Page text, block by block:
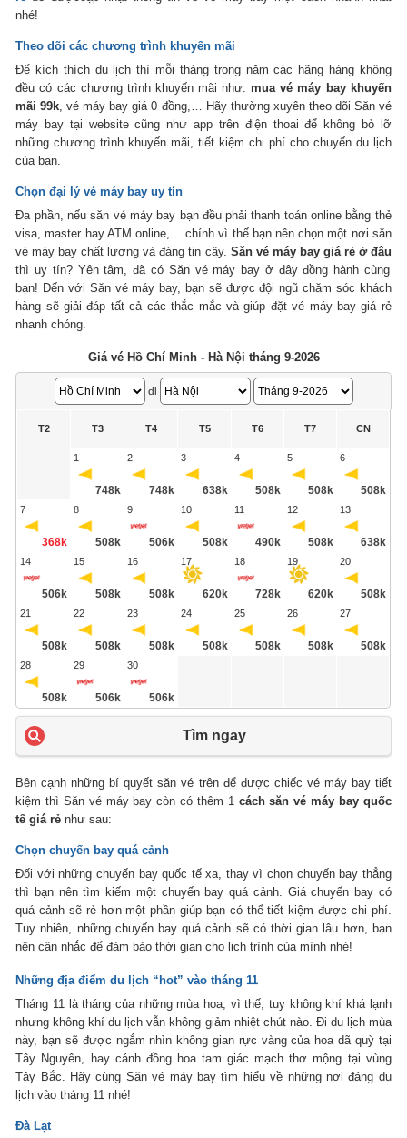
nhé!
Theo dõi các chương trình khuyến mãi
Để kích thích du lịch thì mỗi tháng trong năm các hãng hàng không
đều có các chương trình khuyến mãi như:mua vé máy bay khuyến
mãi 99k , vé máy bay giá 0 đồng,… Hãy thường xuyên theo dõi Săn vé
máy bay tại website cũng như app trên điện thoại để không bỏ lỡ
những chương trình khuyến mãi, tiết kiệm chi phí cho chuyến du lịch
của bạn.
Chọn đại lý vé máy bay uy tín
Đa phần, nếu săn vé máy bay bạn đều phải thanh toán online bằng thẻ
visa, master hay ATM online,… chính vì thế bạn nên chọn một nơi săn
vé máy bay chất lượng và đáng tin cậy. Săn vé máy bay giá rẻ ở đâu
thì uy tín? Yên tâm, đã có Săn vé máy bay ở đây đồng hành cùng
bạn! Đến với Săn vé máy bay, bạn sẽ được đội ngũ chăm sóc khách
hàng sẽ giải đáp tất cả các thắc mắc và giúp đặt vé máy bay giá rẻ
nhanh chóng.
Giá vé Hồ Chí Minh - Hà Nội tháng 9-2026
đi
T2 T3 T4 T5 T6 T7 CN
1
748k
2
748k
3
638k
4
508k
5
508k
6
508k
7
368k
8
508k
9
506k
10
508k
11
490k
12
508k
13
638k
14
506k
15
508k
16
508k
17
620k
18
728k
19
620k
20
508k
21
508k
22
508k
23
508k
24
508k
25
508k
26
508k
27
508k
28
508k
29
506k
30
506k
Tìm ngay
Bên cạnh những bí quyết săn vé trên để được chiếc vé máy bay tiết
kiệm thì Săn vé máy bay còn có thêm 1 cách săn vé máy bay quốc
tế giá rẻ như sau:
Chọn chuyến bay quá cảnh
Đối với những chuyến bay quốc tế xa, thay vì chọn chuyến bay thẳng
thì bạn nên tìm kiếm một chuyến bay quá cảnh. Giá chuyến bay có
quá cảnh sẽ rẻ hơn một phần giúp bạn có thể tiết kiệm được chi phí.
Tuy nhiên, những chuyến bay quá cảnh sẽ có thời gian lâu hơn, bạn
nên cân nhắc để đảm bảo thời gian cho lịch trình của mình nhé!
Những địa điểm du lịch “hot” vào tháng 11
Tháng 11 là tháng của những mùa hoa, vì thế, tuy không khí khá lạnh
nhưng không khí du lịch vẫn không giảm nhiệt chút nào. Đi du lịch mùa
này, bạn sẽ được ngắm nhìn không gian rực vàng của hoa dã quỳ tại
Tây Nguyên, hay cánh đồng hoa tam giác mạch thơ mộng tại vùng
Tây Bắc. Hãy cùng Săn vé máy bay tìm hiểu về những nơi đáng du
lịch vào tháng 11 nhé!
Đà Lạt